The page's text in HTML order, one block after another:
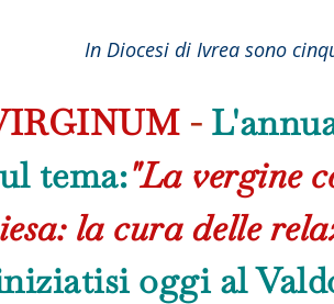
In Diocesi di Ivrea sono
-
tema:"La vergine
la cura delle
oggi al